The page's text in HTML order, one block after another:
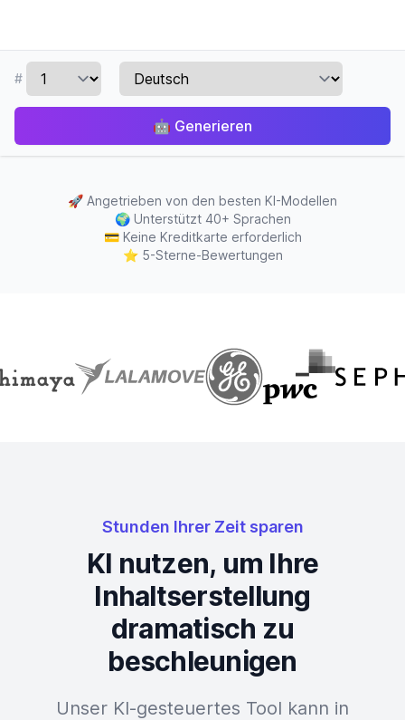
#
🤖 Generieren
🚀 Angetrieben von den besten KI-Modellen
🌍 Unterstützt 40+ Sprachen
💳 Keine Kreditkarte erforderlich
⭐ 5-Sterne-Bewertungen
Stunden Ihrer Zeit sparen
KI nutzen, um Ihre
Inhaltserstellung
dramatisch zu
beschleunigen
Unser KI-gesteuertes Tool kann in